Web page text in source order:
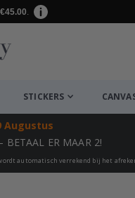
€45.00.
STICKERS
Augustus
BETAAL ER MAAR 2!
automatisch verrekend bij het